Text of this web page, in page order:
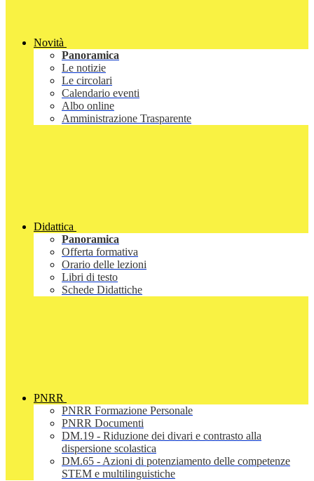
Novità
Panoramica
Le notizie
Le circolari
Calendario eventi
Albo online
Amministrazione Trasparente
Didattica
Panoramica
Offerta formativa
Orario delle lezioni
Libri di testo
Schede Didattiche
PNRR
PNRR Formazione Personale
PNRR Documenti
DM.19 - Riduzione dei divari e contrasto alla
dispersione scolastica
DM.65 - Azioni di potenziamento delle competenze
STEM e multilinguistiche